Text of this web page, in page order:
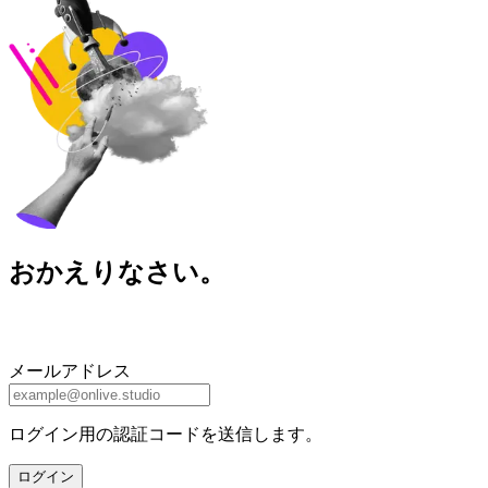
おかえりなさい。
メールアドレス
ログイン用の認証コードを送信します。
ログイン